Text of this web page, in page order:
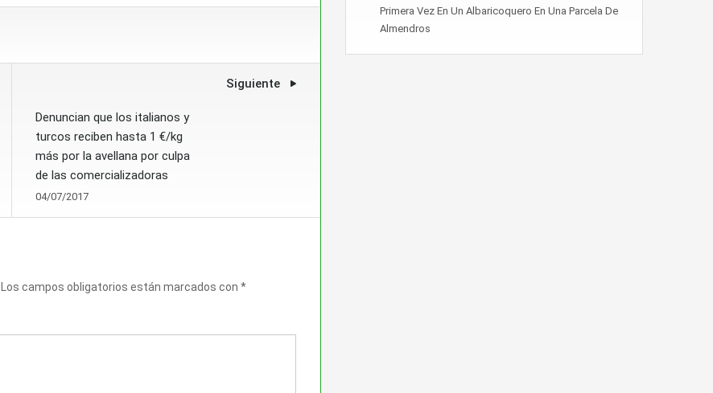
Siguiente
Denuncian que los italianos y
turcos reciben hasta 1 €/kg
más por la avellana por culpa
de las comercializadoras
04/07/2017
Los campos obligatorios están marcados con *
Primera Vez En Un Albaricoquero En Una Parcela De
Almendros